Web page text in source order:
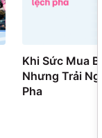
Khi Sức Mua
Nhưng Trải
Pha